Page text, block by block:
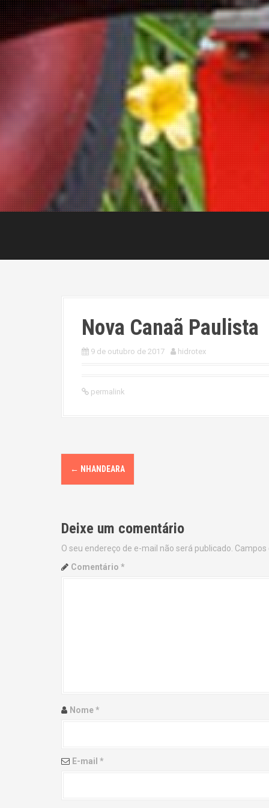
Nova Canaã Paulista
9 de outubro de 2017 hidrotex
permalink
P
o
t
n
n
← NHANDEARA
Deixe um comentário
O seu endereço de e-mail não será publicado.
Comentário *
Nome*
E-mail *